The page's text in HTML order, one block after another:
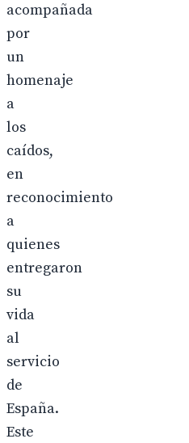
acompañada
por
un
homenaje
a
los
caídos,
en
reconocimiento
a
quienes
entregaron
su
vida
al
servicio
de
España.
Este